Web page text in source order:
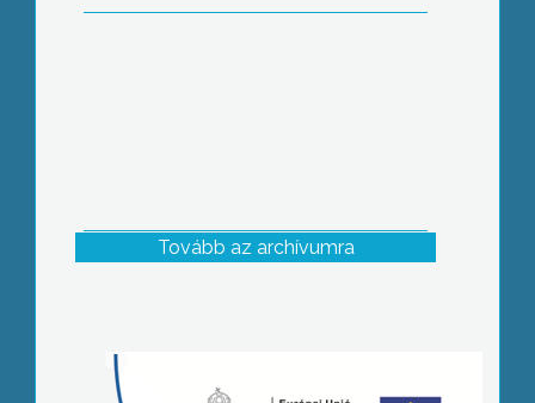
Tovább az archívumra